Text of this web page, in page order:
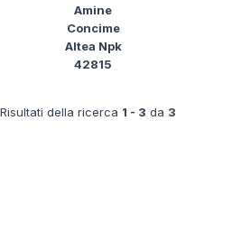
Amine
Concime
Altea Npk
42815
Risultati della ricerca 1 - 3 da 3